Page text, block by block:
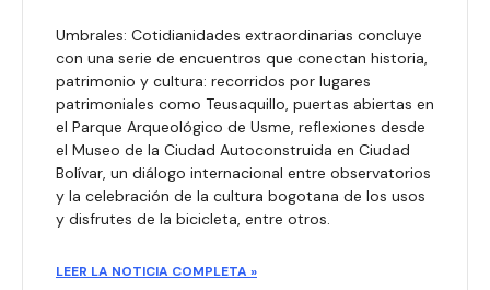
Umbrales: Cotidianidades extraordinarias concluye
con una serie de encuentros que conectan historia,
patrimonio y cultura: recorridos por lugares
patrimoniales como Teusaquillo, puertas abiertas en
el Parque Arqueológico de Usme, reflexiones desde
el Museo de la Ciudad Autoconstruida en Ciudad
Bolívar, un diálogo internacional entre observatorios
y la celebración de la cultura bogotana de los usos
y disfrutes de la bicicleta, entre otros.
LEER LA NOTICIA COMPLETA »